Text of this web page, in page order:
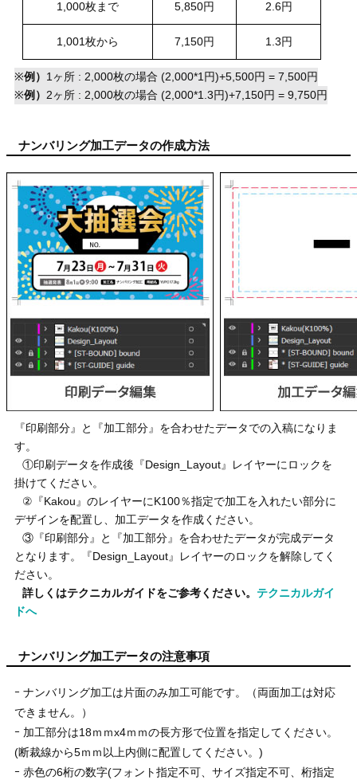
1,000枚まで 5,850円 2.6円
1,001枚から 7,150円 1.3円
※例） 1ヶ所 : 2,000枚の場合 (2,000*1円)+5,500円 = 7,500円
※例） 2ヶ所 : 2,000枚の場合 (2,000*1.3円)+7,150円 = 9,750円
ナンバリング加工データの作成方法
『印刷部分』と『加工部分』を合わせたデータでの入稿になりま
す。
①印刷データを作成後『Design_Layout』レイヤーにロックを
掛けてください。
②『Kakou』のレイヤーにK100％指定で加工を入れたい部分に
デザインを配置し、加工データを作成ください。
③『印刷部分』と『加工部分』を合わせたデータが完成データ
となります。『Design_Layout』レイヤーのロックを解除してく
ださい。
詳しくはテクニカルガイドをご参考ください。 テクニカルガイ
ドへ
ナンバリング加工データの注意事項
ｰ ナンバリング加工は片面のみ加工可能です。（両面加工は対応
できません。）
ｰ 加工部分は18ｍｍx4ｍｍの長方形で位置を指定してください。
(断裁線から5ｍｍ以上内側に配置してください。)
ｰ 赤色の6桁の数字(フォント指定不可、サイズ指定不可、桁指定